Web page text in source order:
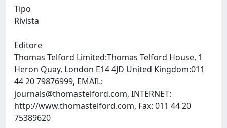
Tipo
Rivista
Editore
Thomas Telford Limited:Thomas Telford House, 1
Heron Quay, London E14 4JD United Kingdom:011
44 20 79876999, EMAIL:
journals@thomastelford.com, INTERNET:
http://www.thomastelford.com, Fax: 011 44 20